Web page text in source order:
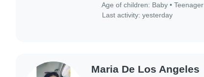
Age of children: Baby •Teenager
Last activity: yesterday
Maria De Los Angeles